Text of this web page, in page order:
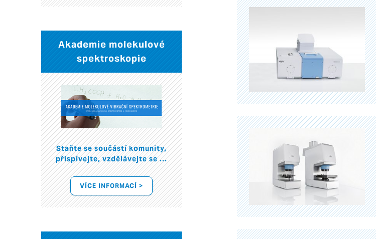
Akademie molekulové
spektroskopie
Staňte se součástí komunity,
přispívejte, vzdělávejte se ...
VÍCE INFORMACÍ >